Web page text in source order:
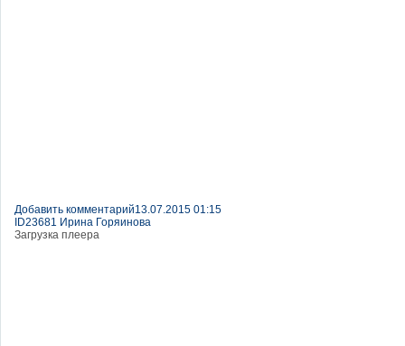
Добавить комментарий13.07.2015 01:15
ID23681 Ирина Горяинова
Загрузка плеера